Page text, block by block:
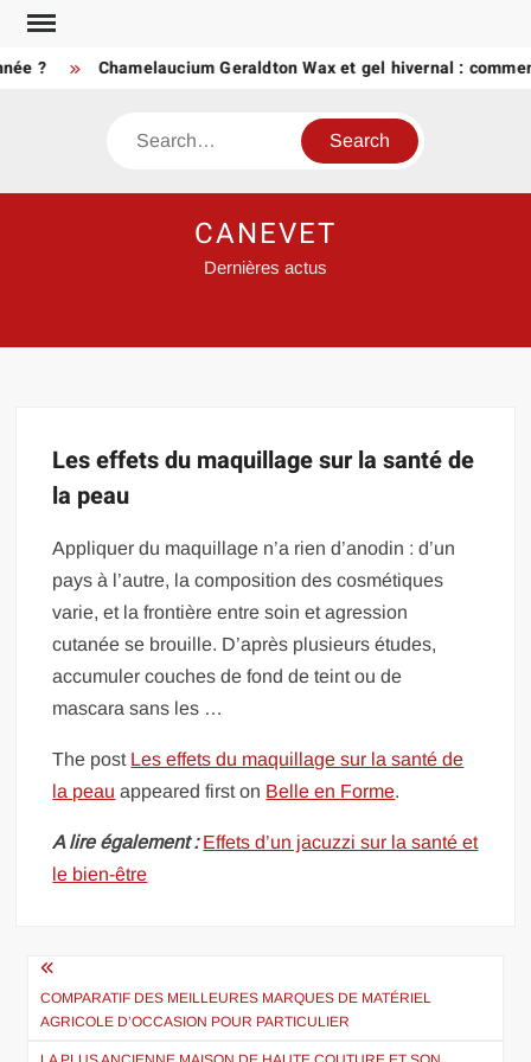
Skip
content
? Chamelaucium Geraldton Wax et gel hivernal :
Search
CANEVET
Dernières actus
Les effets du maquillage sur la santé de
la peau
Appliquer du maquillage n’a rien d’anodin : d’un
pays à l’autre, la composition des cosmétiques
varie, et la frontière entre soin et agression
cutanée se brouille. D’après plusieurs études,
accumuler couches de fond de teint ou de
mascara sans les …
The post Les effets du maquillage sur la santé de
la peau appeared first on Belle en Forme.
A lire également : Effets d’un jacuzzi sur la santé et
le bien-être
Navigation
de
l’article
COMPARATIF DES MEILLEURES MARQUES DE MATÉRIEL
AGRICOLE D’OCCASION POUR PARTICULIER